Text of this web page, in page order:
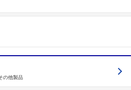
の他製品